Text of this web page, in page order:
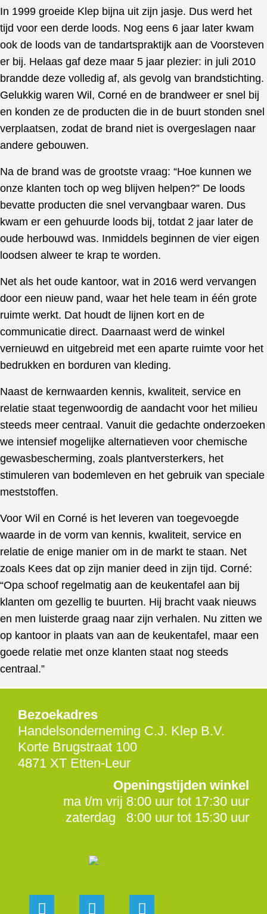
In 1999 groeide Klep bijna uit zijn jasje. Dus werd het
tijd voor een derde loods. Nog eens 6 jaar later kwam
ook de loods van de tandartspraktijk aan de Voorsteven
er bij. Helaas gaf deze maar 5 jaar plezier: in juli 2010
brandde deze volledig af, als gevolg van brandstichting.
Gelukkig waren Wil, Corné en de brandweer er snel bij
en konden ze de producten die in de buurt stonden snel
verplaatsen, zodat de brand niet is overgeslagen naar
andere gebouwen.
Na de brand was de grootste vraag: “Hoe kunnen we
onze klanten toch op weg blijven helpen?” De loods
bevatte producten die snel vervangbaar waren. Dus
kwam er een gehuurde loods bij, totdat 2 jaar later de
oude herbouwd was. Inmiddels beginnen de vier eigen
loodsen alweer te krap te worden.
Net als het oude kantoor, wat in 2016 werd vervangen
door een nieuw pand, waar het hele team in één grote
ruimte werkt. Dat houdt de lijnen kort en de
communicatie direct. Daarnaast werd de winkel
vernieuwd en uitgebreid met een aparte ruimte voor het
bedrukken en borduren van kleding.
Naast de kernwaarden kennis, kwaliteit, service en
relatie staat tegenwoordig de aandacht voor het milieu
steeds meer centraal. Vanuit die gedachte onderzoeken
we intensief mogelijke alternatieven voor chemische
gewasbescherming, zoals plantversterkers, het
stimuleren van bodemleven en het gebruik van speciale
meststoffen.
Voor Wil en Corné is het leveren van toegevoegde
waarde in de vorm van kennis, kwaliteit, service en
relatie de enige manier om in de markt te staan. Net
zoals Kees dat op zijn manier deed in zijn tijd. Corné:
“Opa schoof regelmatig aan de keukentafel aan bij
klanten om gezellig te buurten. Hij bracht vaak nieuws
en men luisterde graag naar zijn verhalen. Nu zitten we
op kantoor in plaats van aan de keukentafel, maar een
goede relatie met onze klanten staat nog steeds
centraal.”
Bezoekadres
Handelsonderneming C.J. Klep B.V.
Korte Brugstraat 100
4871 XT Etten-Leur
Openingstijden winkel
ma t/m vrij 8:00 uur tot 17:30 uur
zaterdag 8:00 uur tot 15:30 uur